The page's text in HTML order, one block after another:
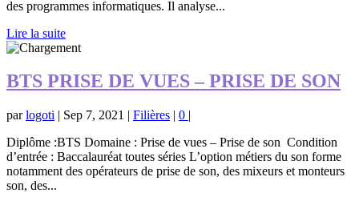
des programmes informatiques. Il analyse...
Lire la suite
BTS PRISE DE VUES – PRISE DE SON
parlogoti | Sep 7, 2021 | Filières | 0 |
Diplôme :BTS Domaine : Prise de vues – Prise de son Condition
d’entrée : Baccalauréat toutes séries L’option métiers du son forme
notamment des opérateurs de prise de son, des mixeurs et monteurs
son, des...